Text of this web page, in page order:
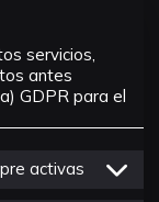
servicios,
antes
GDPR para el
activas